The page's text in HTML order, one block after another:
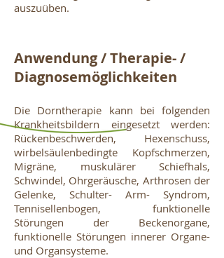
auszuüben.
Anwendung / Therapie- /
Diagnosemöglichkeiten
Die Dorntherapie kann bei folgenden
Krankheitsbildern eingesetzt werden:
Rückenbeschwerden, Hexenschuss,
wirbelsäulenbedingte Kopfschmerzen,
Migräne, muskulärer Schiefhals,
Schwindel, Ohrgeräusche, Arthrosen der
Gelenke, Schulter- Arm- Syndrom,
Tennisellenbogen, funktionelle
Störungen der Beckenorgane,
funktionelle Störungen innerer Organe-
und Organsysteme.